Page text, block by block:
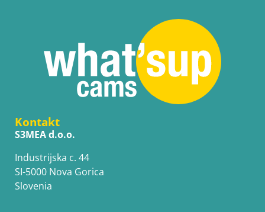
Kontakt
S3MEA d.o.o.
Industrijska c. 44
SI-5000 Nova Gorica
Slovenia